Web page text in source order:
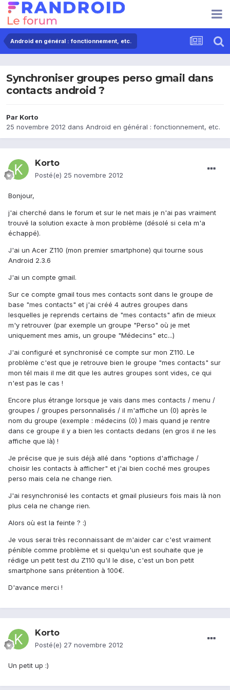
Android en général : fonctionnement, etc.
Synchroniser groupes perso gmail dans
contacts android ?
Par Korto
25 novembre 2012 dans Android en général : fonctionnement, etc.
Korto
Posté(e) 25 novembre 2012
Bonjour,
j'ai cherché dans le forum et sur le net mais je n'ai pas vraiment
trouvé la solution exacte à mon problème (désolé si cela m'a
échappé).
J'ai un Acer Z110 (mon premier smartphone) qui tourne sous
Android 2.3.6
J'ai un compte gmail.
Sur ce compte gmail tous mes contacts sont dans le groupe de
base "mes contacts" et j'ai créé 4 autres groupes dans
lesquelles je reprends certains de "mes contacts" afin de mieux
m'y retrouver (par exemple un groupe "Perso" où je met
uniquement mes amis, un groupe "Médecins" etc...)
J'ai configuré et synchronisé ce compte sur mon Z110. Le
problème c'est que je retrouve bien le groupe "mes contacts" sur
mon tél mais il me dit que les autres groupes sont vides, ce qui
n'est pas le cas !
Encore plus étrange lorsque je vais dans mes contacts / menu /
groupes / groupes personnalisés / il m'affiche un (0) après le
nom du groupe (exemple : médecins (0) ) mais quand je rentre
dans ce groupe il y a bien les contacts dedans (en gros il ne les
affiche que là) !
Je précise que je suis déjà allé dans "options d'affichage /
choisir les contacts à afficher" et j'ai bien coché mes groupes
perso mais cela ne change rien.
J'ai resynchronisé les contacts et gmail plusieurs fois mais là non
plus cela ne change rien.
Alors où est la feinte ? :)
Je vous serai très reconnaissant de m'aider car c'est vraiment
pénible comme problème et si quelqu'un est souhaite que je
rédige un petit test du Z110 qu'il le dise, c'est un bon petit
smartphone sans prétention à 100€.
D'avance merci !
Korto
Posté(e) 27 novembre 2012
Un petit up :)